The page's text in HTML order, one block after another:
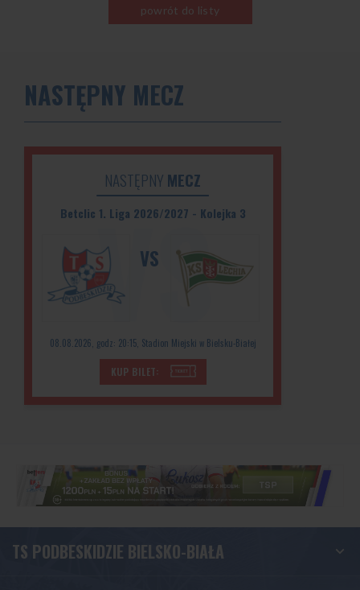
powrót do listy
NASTĘPNY MECZ
NASTĘPNY MECZ
Betclic 1. Liga 2026/2027 - Kolejka 3
VS
08.08.2026, godz: 20:15, Stadion Miejski w Bielsku-Białej
KUP BILET:
TS PODBESKIDZIE BIELSKO-BIAŁA